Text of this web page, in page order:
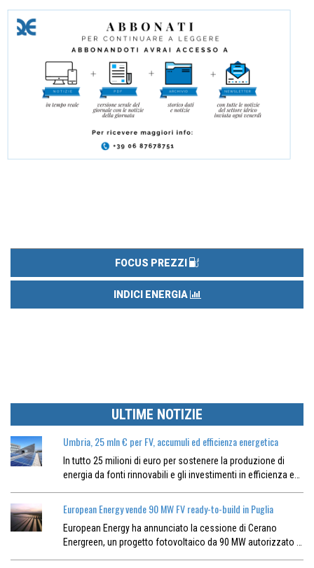
FOCUS PREZZI
INDICI ENERGIA
ULTIME NOTIZIE
Umbria, 25 mln € per FV, accumuli ed efficienza energetica
In tutto 25 milioni di euro per sostenere la produzione di
energia da fonti rinnovabili e gli investimenti in efficienza e…
European Energy vende 90 MW FV ready-to-build in Puglia
European Energy ha annunciato la cessione di Cerano
Energreen, un progetto fotovoltaico da 90 MW autorizzato …